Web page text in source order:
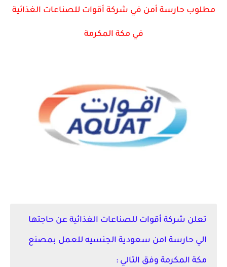
مطلوب حارسة أمن في شركة أقوات للصناعات الغذائية
في مكة المكرمة
تعلن شركة أقوات للصناعات الغذائية عن حاجتها
الي حارسة امن سعودية الجنسيه للعمل بمصنع
مكة المكرمة وفق التالي :